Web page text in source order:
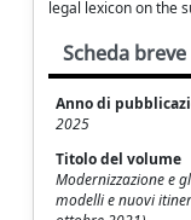
legal lexicon on the
Scheda breve
Anno di
2025
Titolo del volume
Modernizzazione e
modelli e nuovi